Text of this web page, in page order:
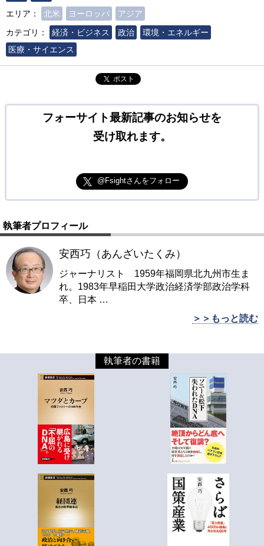
エリア：
北米 ヨーロッパ
アジア
カテゴリ：
経済・ビジネス 政治
環境・エネルギー
医療・サイエンス
ポスト
フォーサイト最新記事のお知らせを
受け取れます。
@Fsightさんをフォロー
執筆者プロフィール
安西巧（あんざいたくみ）
ジャーナリスト 1959年福岡県北九州市生ま
れ。1983年早稲田大学政治経済学部政治学科
卒、日本 …
＞＞もっと読む
執筆者の書籍